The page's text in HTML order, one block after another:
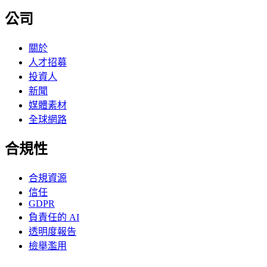
公司
關於
人才招募
投資人
新聞
媒體素材
全球網路
合規性
合規資源
信任
GDPR
負責任的 AI
透明度報告
檢舉濫用